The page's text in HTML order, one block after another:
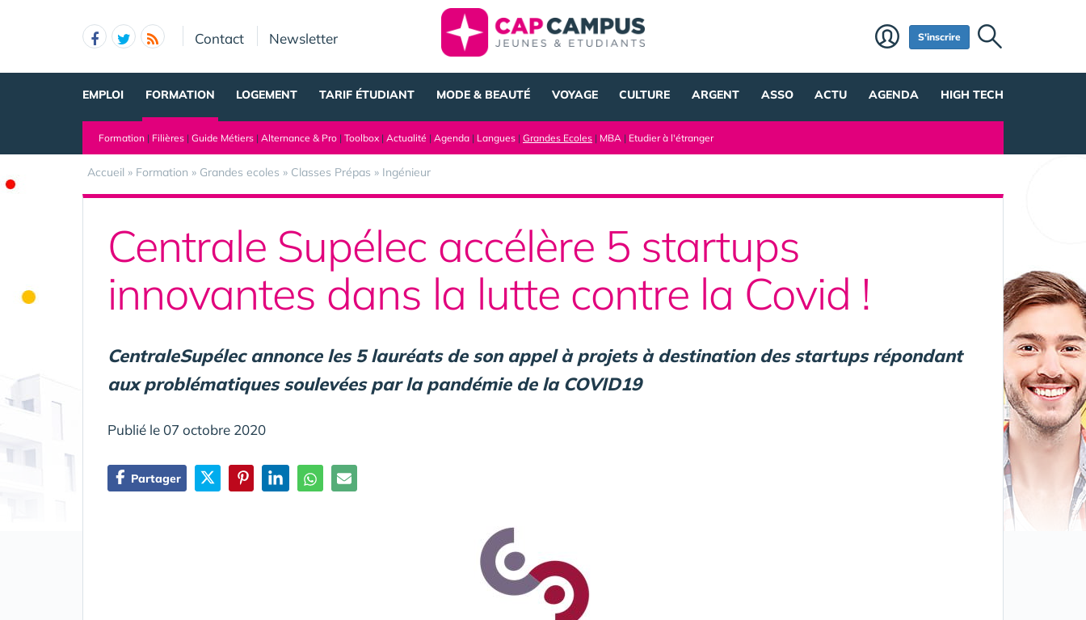
Contact Newsletter S'inscrire
EMPLOI FORMATION LOGEMENT TARIF ÉTUDIANT MODE & BEAUTÉ VOYAGE CULTURE ARGENT ASSO ACTU AGENDA HIGH TECH
Formation | Filières | Guide Métiers | Alternance & Pro | Toolbox | Actualité | Agenda | Langues | Grandes Ecoles | MBA | Etudier à l'étranger
Accueil » Formation » Grandes ecoles » Classes Prépas » Ingénieur
Centrale Supélec accélère 5 startups
innovantes dans la lutte contre la Covid !
CentraleSupélec annonce les 5 lauréats de son appel à projets à destination des startups répondant
aux problématiques soulevées par la pandémie de la COVID19
Publié le 07 octobre 2020
Partager